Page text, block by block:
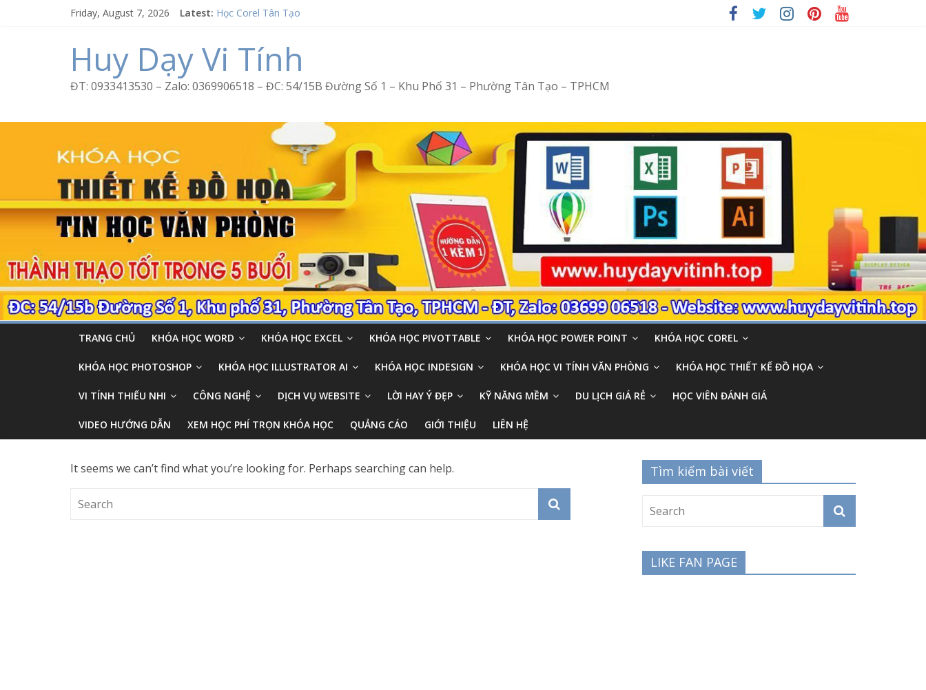
Friday, August 7, 2026 Latest: Học Corel Tân Tạo
Excel Bình Trị Đông – Vi tính văn phòng cấp tốc
Word Bình Trị Đông – Tin học văn phòng cấp tốc
Huy Dạy Vi Tính
ĐT: 0933413530 – Zalo: 0369906518 – ĐC: 54/15B Đường Số 1 – Khu Phố 31 – Phường Tân Tạo – TPHCM
TRANG CHỦ KHÓA HỌC WORD KHÓA HỌC EXCEL KHÓA HỌC PIVOTTABLE KHÓA HỌC POWER POINT KHÓA HỌC COREL
KHÓA HỌC PHOTOSHOP KHÓA HỌC ILLUSTRATOR AI KHÓA HỌC INDESIGN KHÓA HỌC VI TÍNH VĂN PHÒNG KHÓA HỌC THIẾT KẾ ĐỒ HỌA
VI TÍNH THIẾU NHI CÔNG NGHỆ DỊCH VỤ WEBSITE LỜI HAY Ý ĐẸP KỸ NĂNG MỀM DU LỊCH GIÁ RẺ HỌC VIÊN ĐÁNH GIÁ
VIDEO HƯỚNG DẪN XEM HỌC PHÍ TRỌN KHÓA HỌC QUẢNG CÁO GIỚI THIỆU LIÊN HỆ
It seems we can’t find what you’re looking for. Perhaps searching can help. Tìm kiếm bài viết
LIKE FAN PAGE